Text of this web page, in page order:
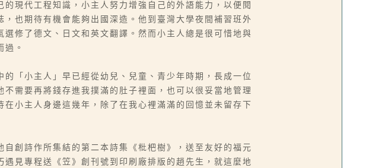
的現代工程知識，小主人努力增強自己的外語能力，以便閱
，也期待有機會能夠出國深造。他到臺灣大學夜間補習班外
選修了德文、日文和英文翻譯。然而小主人總是很可惜地與
過。
的「小主人」早已經從幼兒、兒童、青少年時期，長成一位
不需要再將錢存進我撲滿的肚子裡面，也可以很妥當地管理
在小主人身邊這幾年，除了在我心裡滿滿的回憶並未留存下
自創詩作所集結的第二本詩集《枇杷樹》，送至友好的福元
遇見專程送《笠》創刊號到印刷廠排版的趙先生，就這麼地